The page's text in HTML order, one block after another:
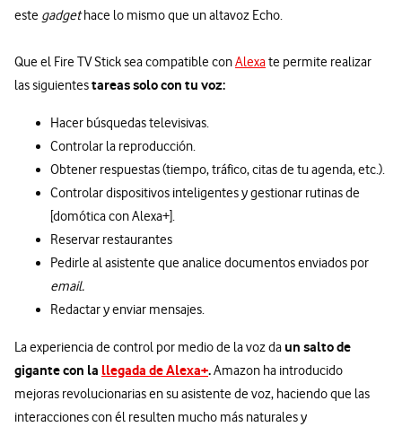
este gadgethace lo mismo que un altavoz Echo.
Que el Fire TV Stick sea compatible conAlexate permite realizar
las siguientestareas solo con tu voz:
Hacer búsquedas televisivas.
Controlar la reproducción.
Obtener respuestas (tiempo, tráfico, citas de tu agenda, etc.).
Controlar dispositivos inteligentes y gestionar rutinas de
[domótica con Alexa+].
Reservar restaurantes
Pedirle al asistente que analice documentos enviados por
email.
Redactar y enviar mensajes.
La experiencia de control por medio de la voz da un salto de
gigante con la llegada de Alexa+.Amazon ha introducido
mejoras revolucionarias en su asistente de voz, haciendo que las
interacciones con él resulten mucho más naturales y